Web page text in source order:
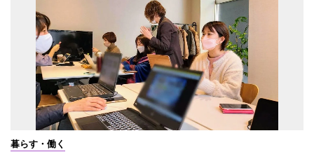
暮らす・働く